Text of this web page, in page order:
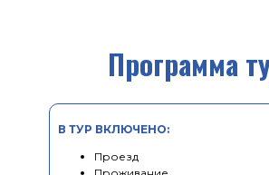
В ТУР ВКЛЮЧЕНО:
Проезд